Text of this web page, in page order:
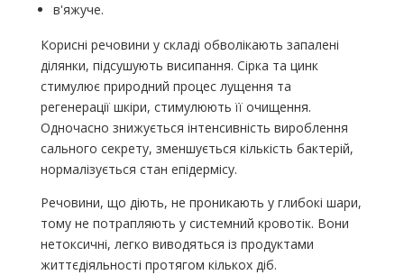
в'яжуче.
Корисні речовини у складі обволікають запалені
ділянки, підсушують висипання. Сірка та цинк
стимулює природний процес лущення та
регенерації шкіри, стимулюють її очищення.
Одночасно знижується інтенсивність вироблення
сального секрету, зменшується кількість бактерій,
нормалізується стан епідермісу.
Речовини, що діють, не проникають у глибокі шари,
тому не потрапляють у системний кровотік. Вони
нетоксичні, легко виводяться із продуктами
життєдіяльності протягом кількох діб.